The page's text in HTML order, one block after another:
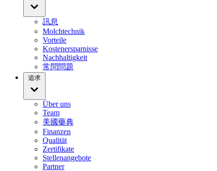
訊息
Molchtechnik
Vorteile
Kostenersparnisse
Nachhaltigkeit
常問問題
追求
Über uns
Team
美國藥典
Finanzen
Qualität
Zertifikate
Stellenangebote
Partner